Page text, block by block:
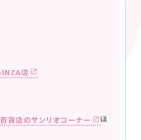
店
貨店のサンリオコーナー
ほ